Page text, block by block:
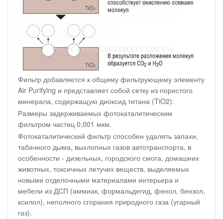
Фильтр добавляется к общему фильтрующему элементу
Air Purifying и представляет собой сетку из пористого
минерала, содержащую диоксид титана (TiO2).
Размеры задерживаемых фотокаталитическим
фильтром частиц 0,001 мкм.
Фотокаталитический фильтр способен удалять запахи,
табачного дыма, выхлопных газов автотранспорта, в
особенности - дизельных, городского смога, домашних
животных, токсичных летучих веществ, выделяемых
новыми отделочными материалами интерьера и
мебели из ДСП (аммиак, формальдегид, фенол, бензол,
ксилол), неполного сгорания природного газа (угарный
газ).